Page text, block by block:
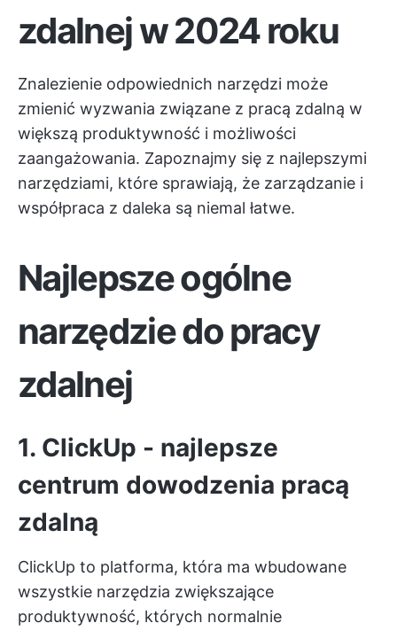
zdalnej w 2024 roku
Znalezienie odpowiednich narzędzi może
zmienić wyzwania związane z pracą zdalną w
większą produktywność i możliwości
zaangażowania. Zapoznajmy się z najlepszymi
narzędziami, które sprawiają, że zarządzanie i
współpraca z daleka są niemal łatwe.
Najlepsze ogólne
narzędzie do pracy
zdalnej
1. ClickUp - najlepsze
centrum dowodzenia pracą
zdalną
ClickUp to platforma, która ma wbudowane
wszystkie narzędzia zwiększające
produktywność, których normalnie